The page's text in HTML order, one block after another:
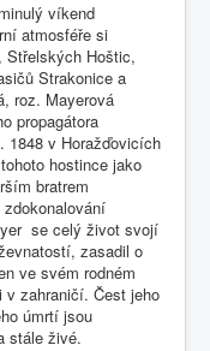
víkend
atmosféře si
Střelských Hoštic,
Strakonice a
roz. Mayerová
propagátora
1848 v Horažďovicích
hostince jako
bratrem
se celý život svojí
zasadil o
ve svém rodném
zahraničí. Čest jeho
úmrtí jsou
stále živé.